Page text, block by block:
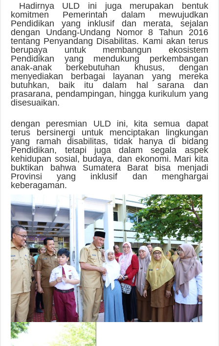
Hadirnya ULD ini juga merupakan bentuk
komitmen Pemerintah dalam mewujudkan
Pendidikan yang inklusif dan merata, sejalan
dengan Undang-Undang Nomor 8 Tahun 2016
tentang Penyandang Disabilitas. Kami akan terus
berupaya untuk membangun ekosistem
Pendidikan yang mendukung perkembangan
anak-anak berkebutuhan khusus, dengan
menyediakan berbagai layanan yang mereka
butuhkan, baik itu dalam hal sarana dan
prasarana, pendampingan, hingga kurikulum yang
disesuaikan.
dengan peresmian ULD ini, kita semua dapat
terus bersinergi untuk menciptakan lingkungan
yang ramah disabilitas, tidak hanya di bidang
Pendidikan, tetapi juga dalam segala aspek
kehidupan sosial, budaya, dan ekonomi. Mari kita
buktikan bahwa Sumatera Barat bisa menjadi
Provinsi yang inklusif dan menghargai
keberagaman.